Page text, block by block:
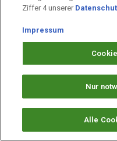
Prämien Impressum
Prämien Datenschutz
Cookie-Einstellungen
Ziffer 4 unserer
Impressum
Nur
Alle